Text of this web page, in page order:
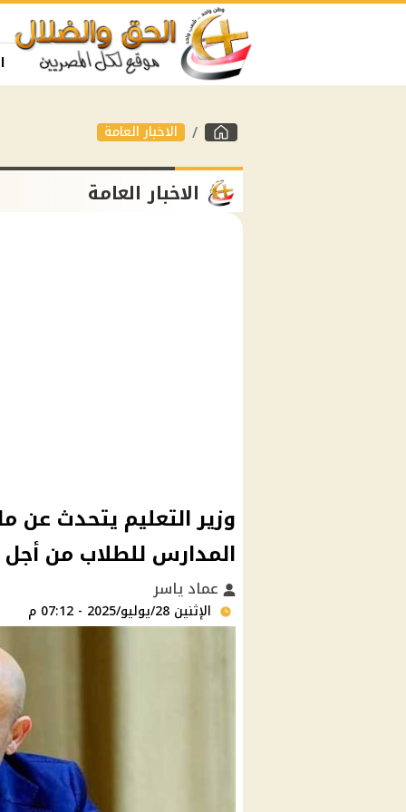
الاخبار العامة
الاخبار العامة
وزير التعليم يتحدث
المدارس للطلاب من
عماد ياسر
الإثنين 28/يوليو/2025 - 07:12 م